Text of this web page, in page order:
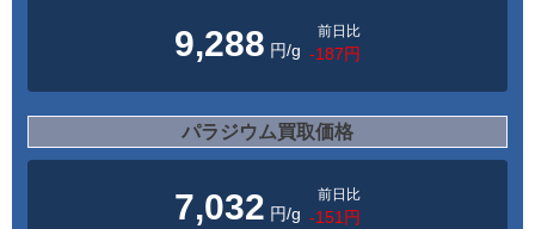
9,288 円/g
前日比
-187円
パラジウム買取価格
7,032 円/g
前日比
-151円